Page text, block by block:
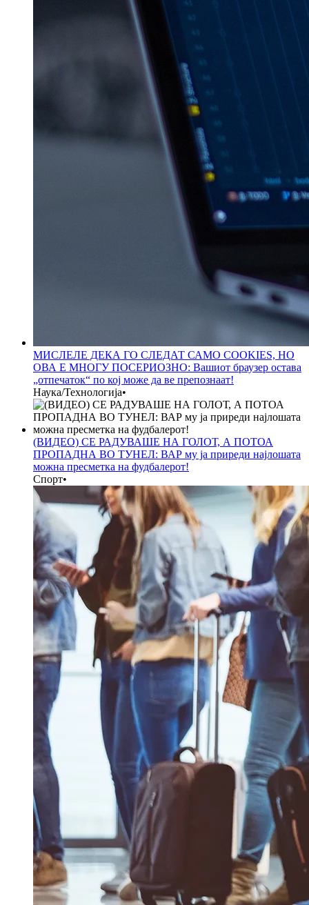
МИСЛЕЛЕ ДЕКА ГО СЛЕДАТ САМО COOKIES, НО
ОВА Е МНОГУ ПОСЕРИОЗНО: Вашиот браузер остава
„отпечаток“ по кој може да ве препознаат!
Наука/Технологија•
(ВИДЕО) СЕ РАДУВАШЕ НА ГОЛОТ, А ПОТОА
ПРОПАДНА ВО ТУНЕЛ: ВАР му ја приреди најлошата
можна пресметка на фудбалерот!
Спорт•